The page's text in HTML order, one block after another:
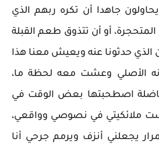
جاهدا أن تكره ربهم الذي
أو أن تتذوق طعم القبلة
حدثونا عنه ويعيش معنا هذا
الأصلي وعشت معه لحظة ما،
اصطحبتها بعض الوقت في
ملائكيتي في نصوصي وواقعي،
يجعلني أنزف ويرمم جرحي أنا